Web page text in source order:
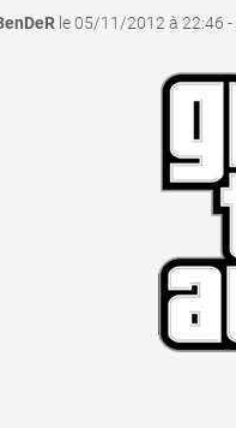
le 05/11/2012 à 22:46 -